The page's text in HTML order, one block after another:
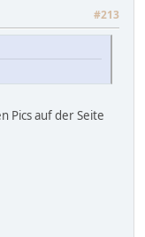
#213
Pics auf der Seite